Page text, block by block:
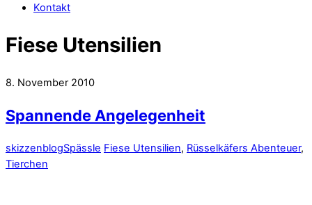
Kontakt
Fiese Utensilien
8. November 2010
Spannende Angelegenheit
skizzenblogSpässle Fiese Utensilien, Rüsselkäfers Abenteuer,
Tierchen